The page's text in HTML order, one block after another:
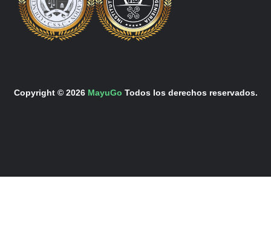
Copyright © 2026 MayuGo Todos los derechos reservados.